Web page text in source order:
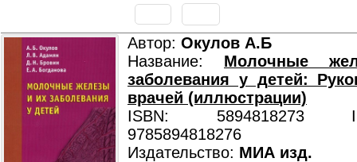
Автор: Окулов А.Б
Название: Молочные
заболевания у детей:
врачей (иллюстрации)
ISBN: 5894818273
9785894818276
Издательство: МИА изд.